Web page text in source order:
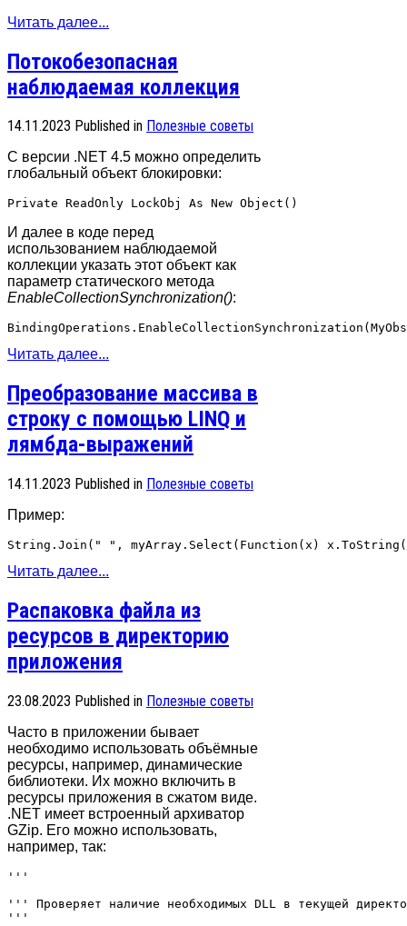
Читать далее...
Потокобезопасная
наблюдаемая коллекция
14.11.2023 Published in Полезные советы
С версии .NET 4.5 можно определить
глобальный объект блокировки:
Private ReadOnly LockObj As New Object()
И далее в коде перед
использованием наблюдаемой
коллекции указать этот объект как
параметр статического метода
EnableCollectionSynchronization():
Читать далее...
Преобразование массива в
строку с помощью LINQ и
лямбда-выражений
14.11.2023 Published in Полезные советы
Пример:
String.Join(" ", myArray.Select(Function(x)
Читать далее...
Распаковка файла из
ресурсов в директорию
приложения
23.08.2023 Published in Полезные советы
Часто в приложении бывает
необходимо использовать объёмные
ресурсы, например, динамические
библиотеки. Их можно включить в
ресурсы приложения в сжатом виде.
.NET имеет встроенный архиватор
GZip. Его можно использовать,
например, так:
'''
''' Проверяет наличие необходимых DLL в текущей
'''